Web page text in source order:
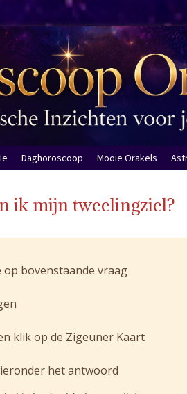
Daghoroscoop Mooie Orakels
ik mijn tweelingziel?
bovenstaande vraag
klik op de Zigeuner Kaart
het antwoord